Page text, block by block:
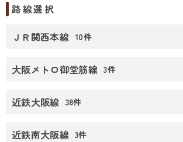
路線選択
ＪＲ関西本線 10件
大阪メトロ御堂筋線 3件
近鉄大阪線 38件
近鉄南大阪線 3件